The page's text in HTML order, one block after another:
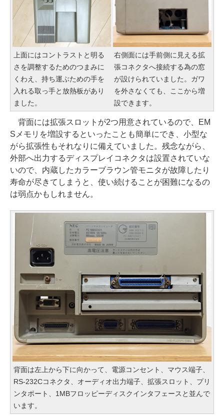
上面にはコントラストと明る
さを調整するためのつまみに
くわえ、持ち運ぶための手を
入れる取っ手と放熱板があり
ました。
右側面には手前側に見える拡
張コネクタへ接続する為の窓
が設けられていました。ガワ
を外さなくても、ここから増
設できます。
背面には拡張スロットが2つ用意されているので、EM
Sメモリを増設するといったことも簡単にでき、小型な
がら拡張性もそれなりに備えていました。残念ながら、
外部へ出力するディスプレイコネクタは設置されていな
いので、内蔵したカラーブラウン管モニタが故障したり
寿命が尽きてしまうと、使い続けることが困難になるの
は弱点かもしれません。
背面は左上から下に向かって、電源コンセント、マウス端子、
RS-232Cコネクタ、オーディオ出力端子、拡張スロット、プリ
ンタポート、1MBフロッピーディスクインタフェースと並んで
います。